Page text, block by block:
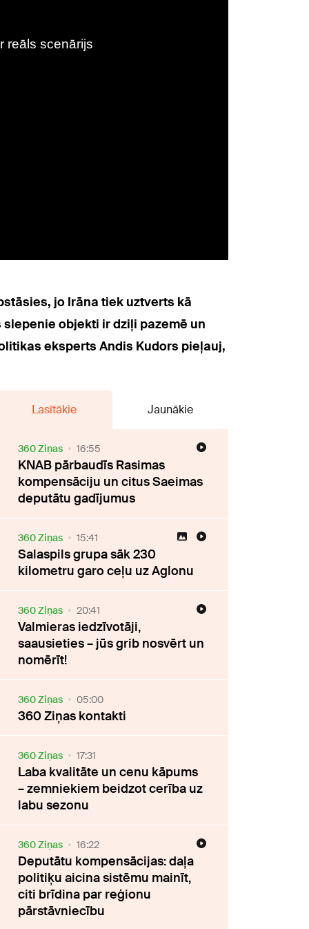
jo Irāna tiek uztverts kā
objekti ir dziļi pazemē un
eksperts Andis Kudors pieļauj,
Lasītākie Jaunākie
360 Ziņas 16:55
KNAB pārbaudīs Rasimas
kompensāciju un citus Saeimas
deputātu gadījumus
360 Ziņas 15:41
Salaspils grupa sāk 230
kilometru garo ceļu uz Aglonu
360 Ziņas 20:41
Valmieras iedzīvotāji,
saausieties – jūs grib nosvērt un
nomērīt!
360 Ziņas 05:00
360 Ziņas kontakti
360 Ziņas 17:31
Laba kvalitāte un cenu kāpums
– zemniekiem beidzot cerība uz
labu sezonu
360 Ziņas 16:22
Deputātu kompensācijas: daļa
politiķu aicina sistēmu mainīt,
citi brīdina par reģionu
pārstāvniecību